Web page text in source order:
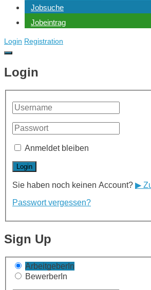
Jobsuche
Jobeintrag
Login Registration
Login
Anmeldet bleiben
Sie haben noch keinen Account? ▶
Passwort vergessen?
Sign Up
ArbeitgeberIn
BewerberIn